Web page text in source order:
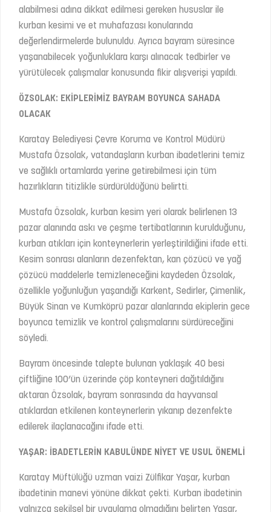
alabilmesi adına dikkat edilmesi gereken hususlar ile
kurban kesimi ve et muhafazası konularında
değerlendirmelerde bulunuldu. Ayrıca bayram süresince
yaşanabilecek yoğunluklara karşı alınacak tedbirler ve
yürütülecek çalışmalar konusunda fikir alışverişi yapıldı.
ÖZSOLAK: EKİPLERİMİZ BAYRAM BOYUNCA SAHADA
OLACAK
Karatay Belediyesi Çevre Koruma ve Kontrol Müdürü
Mustafa Özsolak, vatandaşların kurban ibadetlerini temiz
ve sağlıklı ortamlarda yerine getirebilmesi için tüm
hazırlıkların titizlikle sürdürüldüğünü belirtti.
Mustafa Özsolak, kurban kesim yeri olarak belirlenen 13
pazar alanında askı ve çeşme tertibatlarının kurulduğunu,
kurban atıkları için konteynerlerin yerleştirildiğini ifade etti.
Kesim sonrası alanların dezenfektan, kan çözücü ve yağ
çözücü maddelerle temizleneceğini kaydeden Özsolak,
özellikle yoğunluğun yaşandığı Karkent, Sedirler, Çimenlik,
Büyük Sinan ve Kumköprü pazar alanlarında ekiplerin gece
boyunca temizlik ve kontrol çalışmalarını sürdüreceğini
söyledi.
Bayram öncesinde talepte bulunan yaklaşık 40 besi
çiftliğine 100’ün üzerinde çöp konteyneri dağıtıldığını
aktaran Özsolak, bayram sonrasında da hayvansal
atıklardan etkilenen konteynerlerin yıkanıp dezenfekte
edilerek ilaçlanacağını ifade etti.
YAŞAR: İBADETLERİN KABULÜNDE NİYET VE USUL ÖNEMLİ
Karatay Müftülüğü uzman vaizi Zülfikar Yaşar, kurban
ibadetinin manevi yönüne dikkat çekti. Kurban ibadetinin
yalnızca şekilsel bir uygulama olmadığını belirten Yaşar,